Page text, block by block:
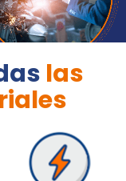
las